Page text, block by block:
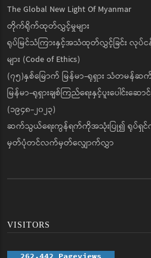
The Global New Light Of Myanmar
တိုက်ရိုက်ထုတ်လွှင့်မှုများ
ရုပ်မြင်သံကြားနှင့်အသံထုတ်လွှင့်ခြင်း လုပ်
များ (Code of Ethics)
(၇၅)နှစ်မြောက် မြန်မာ-ရုရှား သံတ
မြန်မာ-ရုရှားချစ်ကြည်ရေးနှင့်ပူးပေါင်း
(၁၉၄၈-၂၀၂၃)
ဆက်သွယ်ရေးကွန်ရက်ကိုအသုံးပြု၍ ရုပ်ရှင်က
မှတ်ပုံတင်လက်မှတ်လျှောက်လွှာ
VISITORS